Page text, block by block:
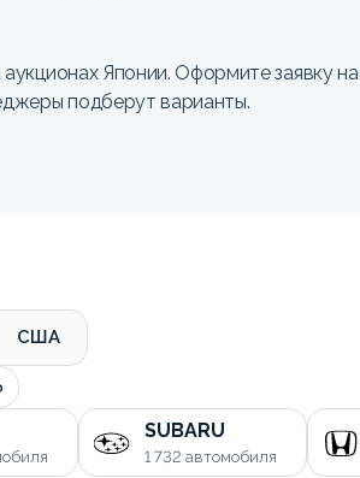
Японии. Оформите заявку на
подберут варианты.
США
SUBARU
1 732 автомобиля